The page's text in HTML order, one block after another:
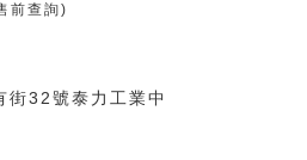
前查詢)
街32號泰力工業中